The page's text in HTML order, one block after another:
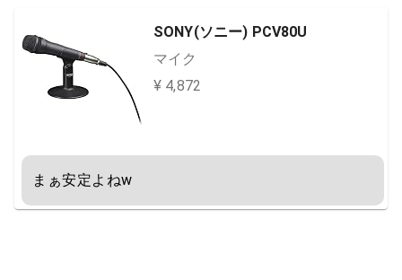
SONY(ソニー) PCV80U
マイク
¥ 4,872
まぁ安定よねw